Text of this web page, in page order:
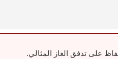
على تدفق الغاز المثالي.